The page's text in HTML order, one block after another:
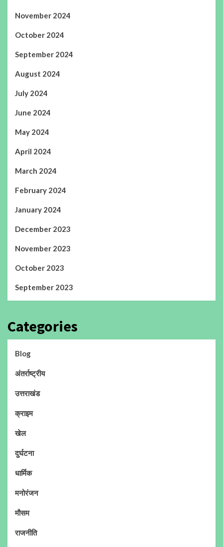
November 2024
October 2024
September 2024
August 2024
July 2024
June 2024
May 2024
April 2024
March 2024
February 2024
January 2024
December 2023
November 2023
October 2023
September 2023
Categories
Blog
अंतर्राष्ट्रीय
उत्तराखंड
क्राइम
खेल
दुर्घटना
धार्मिक
मनोरंजन
मौसम
राजनीति